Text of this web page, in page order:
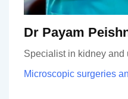
Dr Payam
Specialist in kidney and
Microscopic surgeries